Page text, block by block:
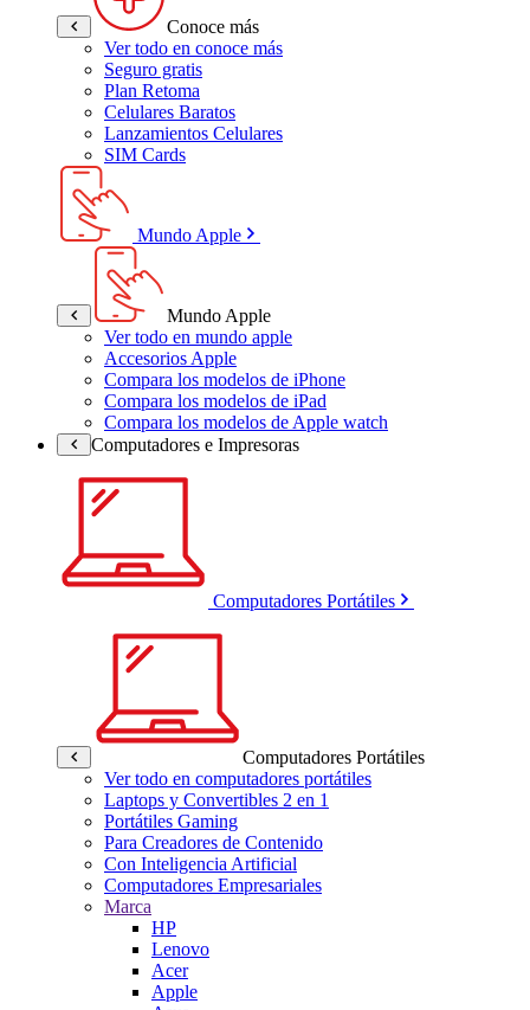
Conoce más
Ver todo en conoce más
Seguro gratis
Plan Retoma
Celulares Baratos
Lanzamientos Celulares
SIM Cards
Mundo Apple
Mundo Apple
Ver todo en mundo apple
Accesorios Apple
Compara los modelos de iPhone
Compara los modelos de iPad
Compara los modelos de Apple watch
Computadores e Impresoras
Computadores Portátiles
Computadores Portátiles
Ver todo en computadores portátiles
Laptops y Convertibles 2 en 1
Portátiles Gaming
Para Creadores de Contenido
Con Inteligencia Artificial
Computadores Empresariales
Marca
HP
Lenovo
Acer
Apple